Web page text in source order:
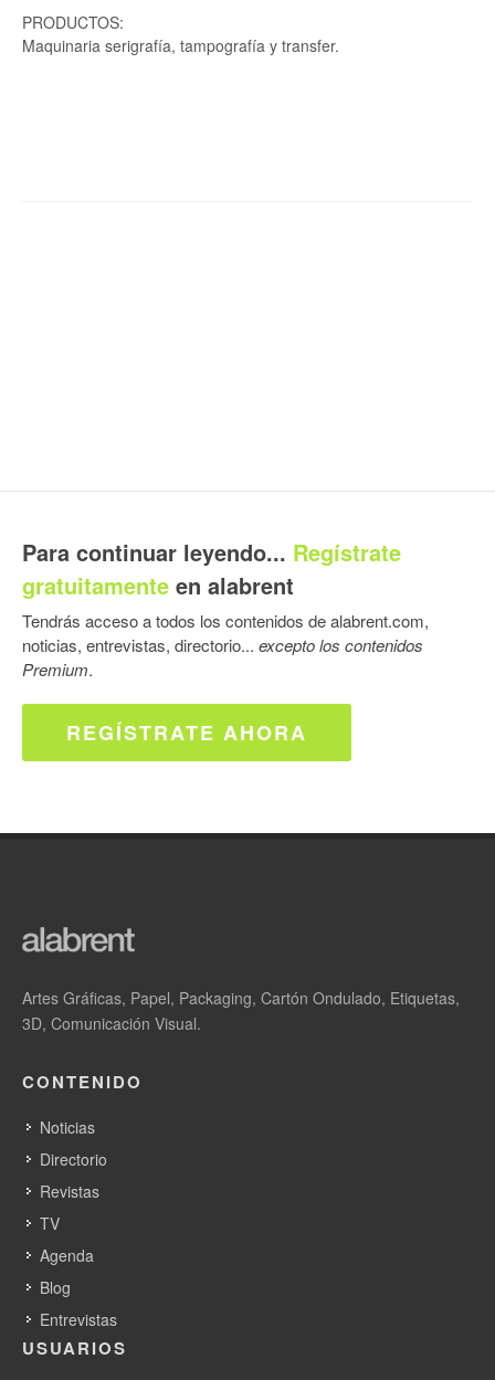
PRODUCTOS:
Maquinaria serigrafía, tampografía y transfer.
Para continuar leyendo... Regístrate
gratuitamente en alabrent
Tendrás acceso a todos los contenidos de alabrent.com,
noticias, entrevistas, directorio... excepto los contenidos
Premium.
REGÍSTRATE AHORA
Artes Gráficas, Papel, Packaging, Cartón Ondulado, Etiquetas,
3D, Comunicación Visual.
CONTENIDO
Noticias
Directorio
Revistas
TV
Agenda
Blog
Entrevistas
USUARIOS